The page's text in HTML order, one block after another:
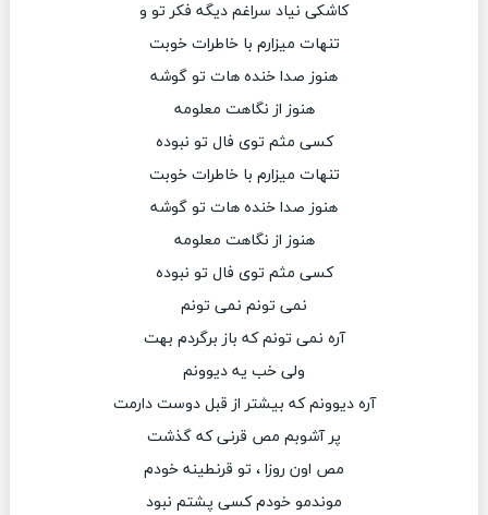
کاشکی نیاد سراغم دیگه فکر تو و
تنهات میزارم با خاطرات خوبت
هنوز صدا خنده هات تو گوشه
هنوز از نگاهت معلومه
کسی مثم توی فال تو نبوده
تنهات میزارم با خاطرات خوبت
هنوز صدا خنده هات تو گوشه
هنوز از نگاهت معلومه
کسی مثم توی فال تو نبوده
نمی تونم نمی تونم
آره نمی تونم که باز برگردم بهت
ولی خب یه دیوونم
آره دیوونم که بیشتر از قبل دوست دارمت
پر آشوبم مص قرنی که گذشت
مص اون روزا ، تو قرنطینه خودم
موندمو خودم کسی پشتم نبود